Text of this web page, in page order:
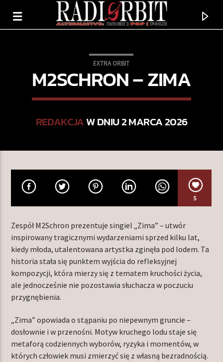
TERAZ GRAMY
DUCH
TERAZ W RAMÓWCE
EXTRA ORBIT
16:00 18:00
NASTĘPNIE W RAMÓWCE
INDIE ORBIT
18:00 20:00
EXTRA ORBIT
M2SCHRON – ZIMA
REDAKCJAW DNIU 2 MARCA 2026
5
Zespół M2Schron prezentuje singiel „Zima” – utwór
inspirowany tragicznymi wydarzeniami sprzed kilku lat,
kiedy młoda, utalentowana artystka zginęła pod lodem. Ta
historia stała się punktem wyjścia do refleksyjnej
kompozycji, która mierzy się z tematem kruchości życia,
ale jednocześnie nie pozostawia słuchacza w poczuciu
przygnębienia.
„Zima” opowiada o stąpaniu po niepewnym gruncie –
dosłownie i w przenośni. Motyw kruchego lodu staje się
metaforą codziennych wyborów, ryzyka i momentów, w
których człowiek musi zmierzyć się z własną bezradnością.